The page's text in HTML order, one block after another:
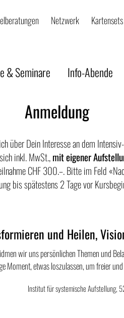
& Seminare Info-Abende
Netzwerk Kartensets
Anmeldung
über Dein Interesse an dem
inkl. MwSt.,mit eigener
CHF 300.–. Bitte im Feld
bis spätestens 2 Tage vor
und Heilen,
wir uns persönlichen Themen und
Moment, etwas loszulassen, um freier
Institut für systemische Aufstellung,